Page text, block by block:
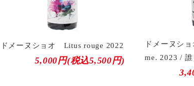
ドメーヌショオ Litus rouge 2022
5,000円(税込5,500円)
ドメーヌシ
me. 2023 /